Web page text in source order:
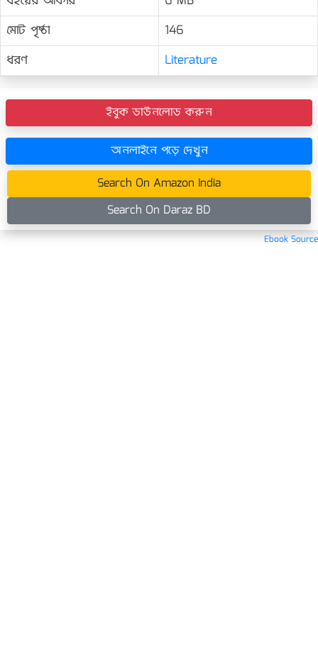
মোট পৃষ্ঠা
146
ধরণ
Literature
ইবুক ডাউনলোড করুন
অনলাইনে পড়ে দেখুন
Search On Amazon India
Search On Daraz BD
Ebook Source